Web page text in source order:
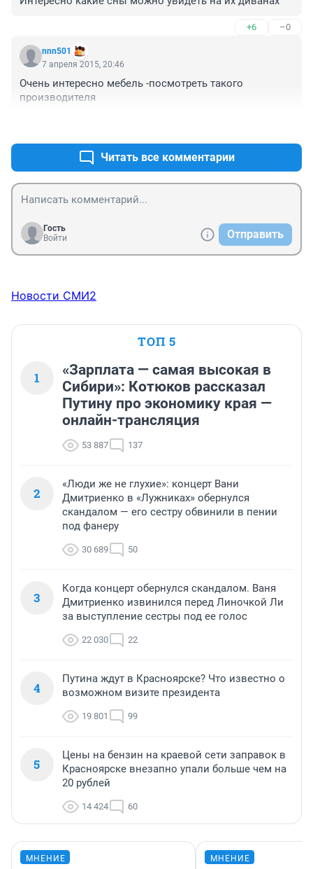
+6 –0
nnn501
7 апреля 2015, 20:46
Очень интересно мебель -посмотреть такого
производителя
Читать все комментарии
Гость
Войти
Отправить
Новости СМИ2
ТОП 5
1
«Зарплата — самая высокая в
Сибири»: Котюков рассказал
Путину про экономику края —
онлайн-трансляция
53 887 137
2
«Люди же не глухие»: концерт Вани
Дмитриенко в «Лужниках» обернулся
скандалом — его сестру обвинили в пении
под фанеру
30 689 50
3
Когда концерт обернулся скандалом. Ваня
Дмитриенко извинился перед Линочкой Ли
за выступление сестры под ее голос
22 030 22
4
Путина ждут в Красноярске? Что известно о
возможном визите президента
19 801 99
5
Цены на бензин на краевой сети заправок в
Красноярске внезапно упали больше чем на
20 рублей
14 424 60
МНЕНИЕ МНЕНИЕ